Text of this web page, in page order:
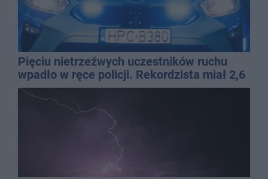
Pięciu nietrzeźwych uczestników ruchu
wpadło w ręce policji. Rekordzista miał 2,6
promila